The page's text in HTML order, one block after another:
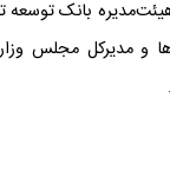
بانک توسعه
و مدیرکل مجلس